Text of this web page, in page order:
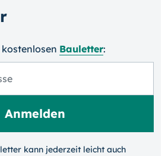
Bauletter:
kann jeder­zeit leicht auch